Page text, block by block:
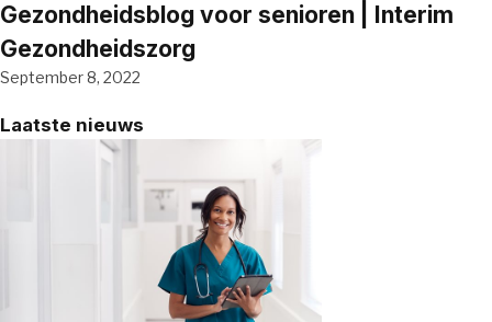
Gezondheidsblog voor senioren | Interim
Gezondheidszorg
September 8, 2022
Laatste nieuws